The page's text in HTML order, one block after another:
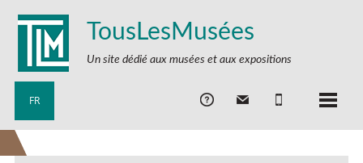
TousLesMusées
Un site dédié aux musées et aux expositions
FR